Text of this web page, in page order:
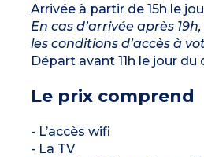
Arrivée à partir de 15h le
En cas d’arrivée après
les conditions d’accès à
Départ avant 11h le jour du
Le prix comprend
- L’accès wifi
- La TV